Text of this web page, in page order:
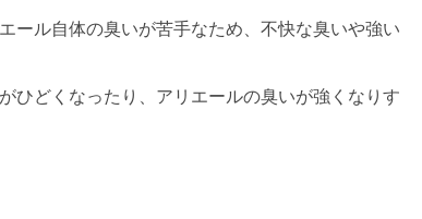
ール自体の臭いが苦手なため、不快な臭いや強い
ひどくなったり、アリエールの臭いが強くなりす